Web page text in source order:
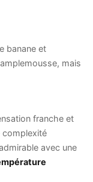
banane et
mais
franche et
complexité
avec une